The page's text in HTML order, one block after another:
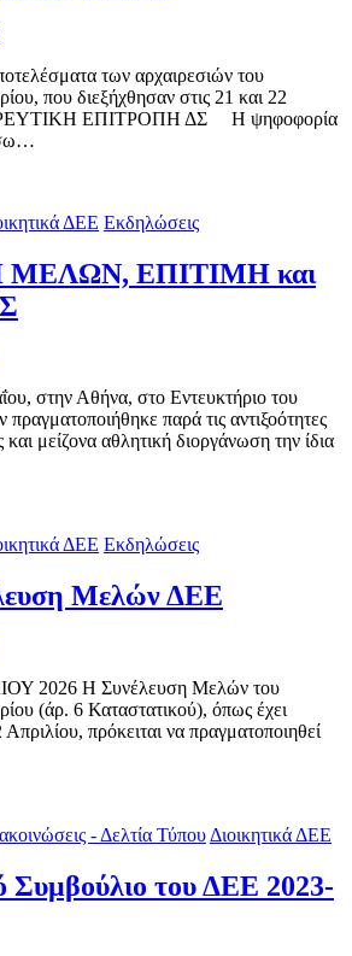
των αρχαιρεσιών του
που διεξήχθησαν στις 21 και 22
ΕΠΙΤΡΟΠΗ ΔΣ H ψηφοφορία
ΔΕΕ Εκδηλώσεις
ΕΠΙΤΙΜΗ και
στην Αθήνα, στο Εντευκτήριο του
παρά τις αντιξοότητες
και μείζονα αθλητική διοργάνωση την ίδια
ΔΕΕ Εκδηλώσεις
Μελών ΔΕΕ
2026 Η Συνέλευση Μελών του
(άρ. 6 Καταστατικού), όπως έχει
πρόκειται να πραγματοποιηθεί
- Δελτία Τύπου Διοικητικά ΔΕΕ
Συμβούλιο του ΔΕΕ 2023-